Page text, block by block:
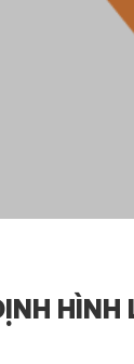
HÌNH